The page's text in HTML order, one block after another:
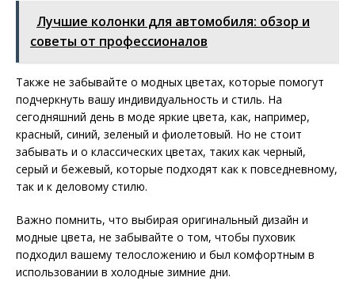
Лучшие колонки для автомобиля: обзор и
советы от профессионалов
Также не забывайте о модных цветах, которые помогут
подчеркнуть вашу индивидуальность и стиль. На
сегодняшний день в моде яркие цвета, как, например,
красный, синий, зеленый и фиолетовый. Но не стоит
забывать и о классических цветах, таких как черный,
серый и бежевый, которые подходят как к повседневному,
так и к деловому стилю.
Важно помнить, что выбирая оригинальный дизайн и
модные цвета, не забывайте о том, чтобы пуховик
подходил вашему телосложению и был комфортным в
использовании в холодные зимние дни.